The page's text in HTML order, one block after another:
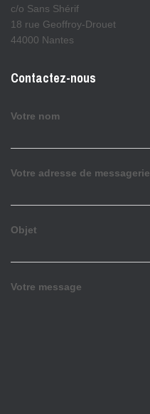
c/o Sans Shérif
18 rue Geoffroy-Drouet
44000 Nantes
Contactez-nous
Votre nom
Votre adresse de messagerie
Objet
Votre message